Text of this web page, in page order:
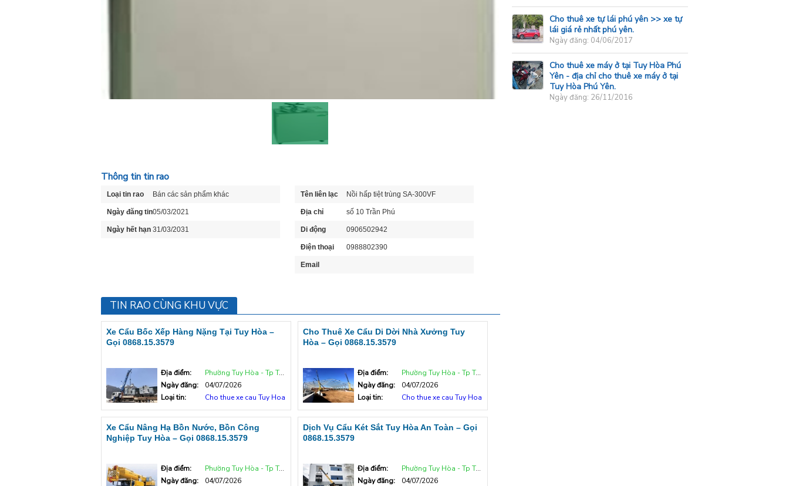
Thông tin tin rao
Loại tin rao Bán các sản phẩm khác
Ngày đăng tin05/03/2021
Ngày hết hạn 31/03/2031
Tên liên lạc Nồi hấp tiệt trùng SA-300VF
Địa chỉ số 10 Trần Phú
Di động 0906502942
Điện thoại 0988802390
Email
TIN RAO CÙNG KHU VỰC
Xe Cẩu Bốc Xếp Hàng Nặng Tại Tuy Hòa –
Gọi 0868.15.3579
Địa điểm:
Phường Tuy Hòa - Tp Tuy Hòa
Ngày đăng:
04/07/2026
Loại tin:
Cho thue xe cau Tuy Hoa
Cho Thuê Xe Cẩu Di Dời Nhà Xưởng Tuy
Hòa – Gọi 0868.15.3579
Địa điểm:
Phường Tuy Hòa - Tp Tuy Hòa
Ngày đăng:
04/07/2026
Loại tin:
Cho thue xe cau Tuy Hoa
Xe Cẩu Nâng Hạ Bồn Nước, Bồn Công
Nghiệp Tuy Hòa – Gọi 0868.15.3579
Địa điểm:
Phường Tuy Hòa - Tp Tuy Hòa
Ngày đăng:
04/07/2026
Dịch Vụ Cẩu Két Sắt Tuy Hòa An Toàn – Gọi
0868.15.3579
Địa điểm:
Phường Tuy Hòa - Tp Tuy Hòa
Ngày đăng:
04/07/2026
Cho thuê xe tự lái phú yên >> xe tự
lái giá rẻ nhất phú yên.
Ngày đăng: 04/06/2017
Cho thuê xe máy ở tại Tuy Hòa Phú
Yên - địa chỉ cho thuê xe máy ở tại
Tuy Hòa Phú Yên.
Ngày đăng: 26/11/2016